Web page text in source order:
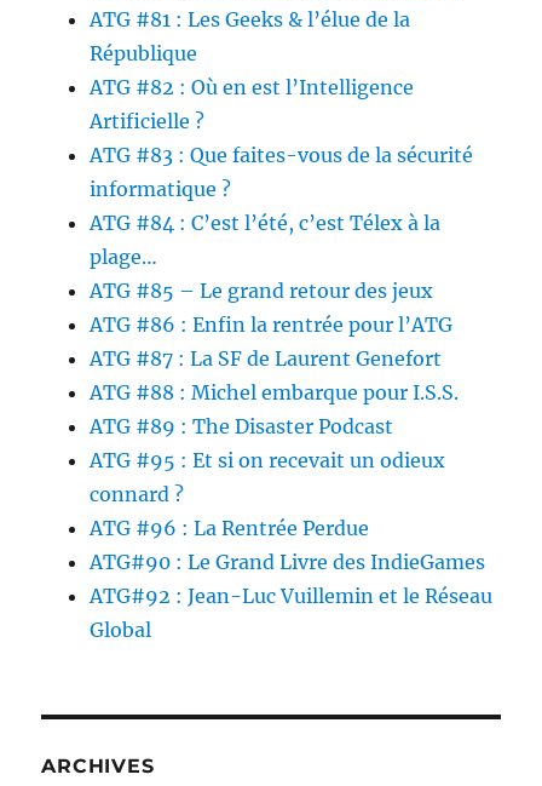
ATG #81 : Les Geeks & l’élue de la
République
ATG #82 : Où en est l’Intelligence
Artificielle ?
ATG #83 : Que faites-vous de la sécurité
informatique ?
ATG #84 : C’est l’été, c’est Télex à la
plage…
ATG #85 – Le grand retour des jeux
ATG #86 : Enfin la rentrée pour l’ATG
ATG #87 : La SF de Laurent Genefort
ATG #88 : Michel embarque pour I.S.S.
ATG #89 : The Disaster Podcast
ATG #95 : Et si on recevait un odieux
connard ?
ATG #96 : La Rentrée Perdue
ATG#90 : Le Grand Livre des IndieGames
ATG#92 : Jean-Luc Vuillemin et le Réseau
Global
ARCHIVES